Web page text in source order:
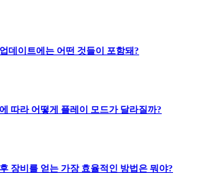
데이트에는 어떤 것들이 포함돼?
따라 어떻게 플레이 모드가 달라질까?
장비를 얻는 가장 효율적인 방법은 뭐야?